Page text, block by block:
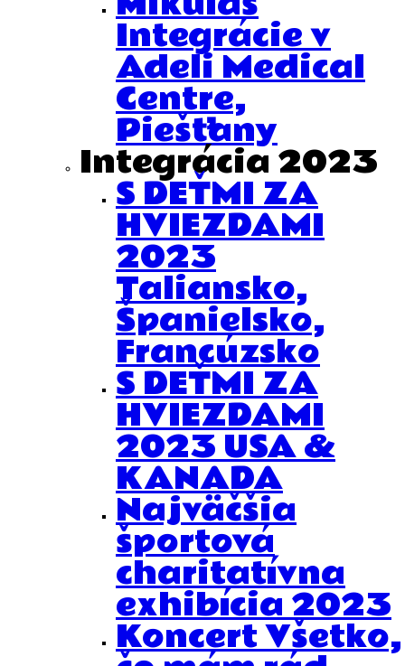
Integrácie v
Adeli Medical
Centre,
Piešťany
Integrácia 2023
S DEŤMI ZA
HVIEZDAMI
2023
Taliansko,
Španielsko,
Francúzsko
S DEŤMI ZA
HVIEZDAMI
2023 USA &
KANADA
Najväčšia
športová
charitatívna
exhibícia 2023
Koncert Všetko,